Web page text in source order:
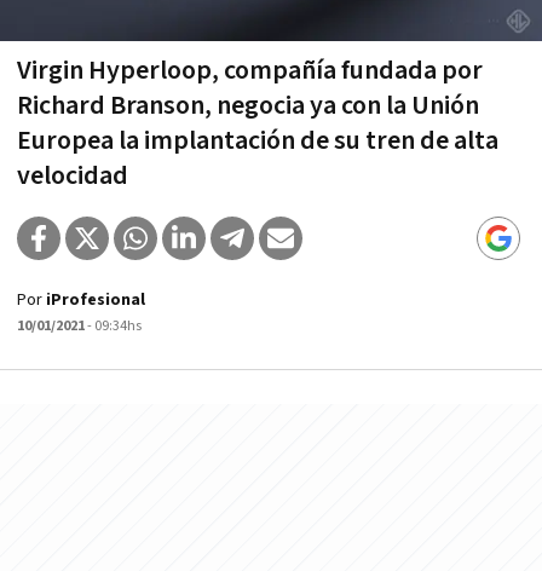
Virgin Hyperloop, compañía fundada por
Richard Branson, negocia ya con la Unión
Europea la implantación de su tren de alta
velocidad
Por iProfesional
10/01/2021- 09:34hs